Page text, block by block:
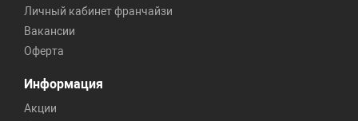
Личный кабинет франчайзи
Вакансии
Оферта
Информация
Акции